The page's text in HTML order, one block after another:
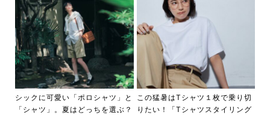
シックに可愛い「ポロシャツ」と
「シャツ」。夏はどっちを選ぶ？
この猛暑はTシャツ１枚で乗り切
りたい！「Tシャツスタイリング